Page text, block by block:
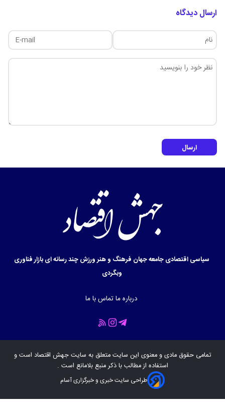
ارسال دیدگاه
ارسال
سیاسیاقتصادیجامعهجهان فرهنگ و هنرورزشچند رسانه ایبازارفناوری
وبگردی
درباره ماتماس با ما
تمامی حقوق مادی و معنوی این سایت متعلق به سایتجهش اقتصاد است و
استفاده از مطالب با ذکر منبع بلامانع است .
طراحی سایت خبری و خبرگزاری آسام